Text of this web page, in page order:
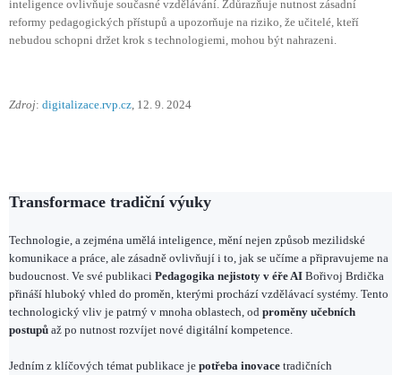
inteligence ovlivňuje současné vzdělávání. Zdůrazňuje nutnost zásadní
reformy pedagogických přístupů a upozorňuje na riziko, že učitelé, kteří
nebudou schopni držet krok s technologiemi, mohou být nahrazeni.
Zdroj: digitalizace.rvp.cz, 12. 9. 2024
Transformace tradiční výuky
Technologie, a zejména umělá inteligence, mění nejen způsob mezilidské
komunikace a práce, ale zásadně ovlivňují i to, jak se učíme a připravujeme na
budoucnost. Ve své publikaci Pedagogika nejistoty v éře AI Bořivoj Brdička
přináší hluboký vhled do proměn, kterými prochází vzdělávací systémy. Tento
technologický vliv je patrný v mnoha oblastech, od proměny učebních
postupů až po nutnost rozvíjet nové digitální kompetence.
Jedním z klíčových témat publikace je potřeba inovace tradičních